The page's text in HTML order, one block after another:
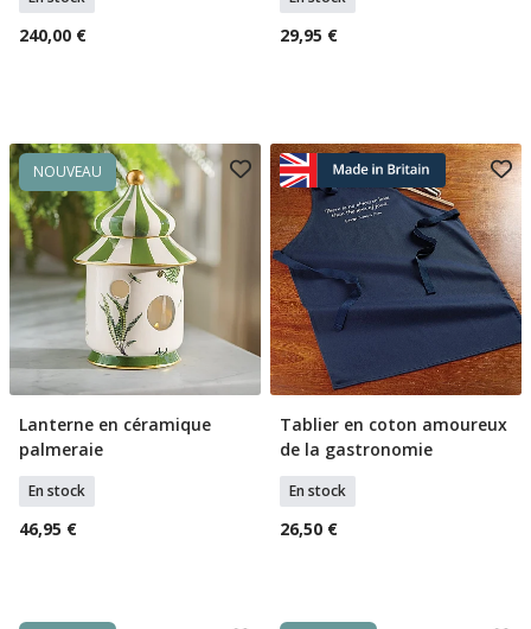
240,00 € 29,95 €
NOUVEAU
Ajouter Au Panier
Lanterne en céramique
palmeraie
En stock
46,95 €
Ajouter Au Panier
Tablier en coton amoureux
de la gastronomie
En stock
26,50 €